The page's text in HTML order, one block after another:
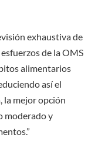
exhaustiva de
de la OMS
alimentarios
así el
la mejor opción
moderado y